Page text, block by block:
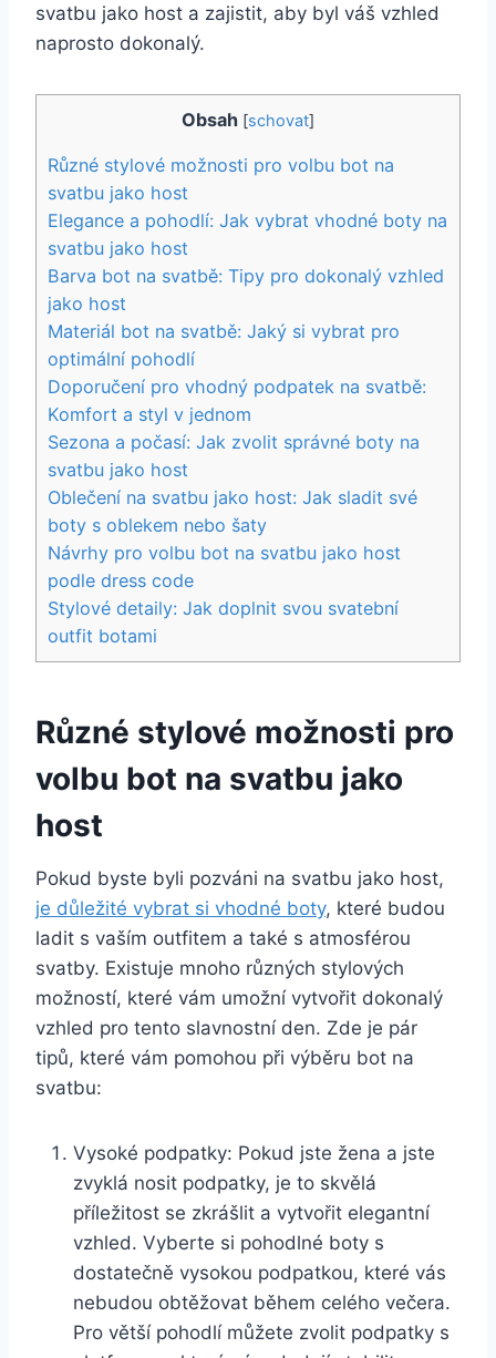
svatbu jako host a zajistit, aby byl váš vzhled
naprosto dokonalý.
Obsah [schovat]
Různé stylové možnosti pro volbu bot na
svatbu jako host
Elegance a pohodlí:​ Jak vybrat vhodné boty na
svatbu jako ⁣host
Barva⁣ bot na‍ svatbě: Tipy ‍pro dokonalý vzhled
jako host
Materiál bot na ⁣svatbě: Jaký‌ si ‍vybrat ​pro
optimální pohodlí
Doporučení pro vhodný podpatek na svatbě:
‌Komfort a styl v jednom
Sezona a počasí: Jak zvolit správné boty ⁣na
svatbu jako‌ host
Oblečení ⁣na svatbu jako host:​ Jak ⁢sladit‌ své
boty s oblekem nebo šaty
Návrhy pro volbu bot na svatbu⁢ jako⁣ host
podle dress code
Stylové detaily: Jak ​doplnit svou svatební
outfit botami
Různé stylové možnosti pro
volbu bot na svatbu jako
host
Pokud byste byli pozváni na ‍svatbu jako host,
je důležité vybrat si vhodné boty, které ⁤budou
ladit s vaším outfitem a​ také s atmosférou
svatby. Existuje mnoho různých stylových⁤
možností, které vám‍ umožní vytvořit‌ dokonalý
vzhled​ pro tento slavnostní den. Zde je pár
tipů, které vám pomohou při výběru bot na
svatbu:
Vysoké podpatky: Pokud jste žena a jste
zvyklá nosit podpatky, je to skvělá
příležitost se ⁢zkrášlit a vytvořit​ elegantní
vzhled.⁤ Vyberte si ‍pohodlné boty s
dostatečně vysokou podpatkou, které vás
nebudou obtěžovat během celého večera.⁣
Pro větší pohodlí můžete zvolit podpatky s